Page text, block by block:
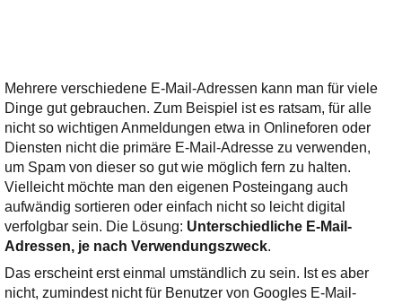
Mehrere verschiedene E-Mail-Adressen kann man für viele
Dinge gut gebrauchen. Zum Beispiel ist es ratsam, für alle
nicht so wichtigen Anmeldungen etwa in Onlineforen oder
Diensten nicht die primäre E-Mail-Adresse zu verwenden,
um Spam von dieser so gut wie möglich fern zu halten.
Vielleicht möchte man den eigenen Posteingang auch
aufwändig sortieren oder einfach nicht so leicht digital
verfolgbar sein. Die Lösung: Unterschiedliche E-Mail-
Adressen, je nach Verwendungszweck.
Das erscheint erst einmal umständlich zu sein. Ist es aber
nicht, zumindest nicht für Benutzer von Googles E-Mail-
bereithält!
Wie z.B. Outlook,
GMail, Thunderbird
oder auch
KuNoMail, usw.
Ihre E-Mail
Adresse:
E-Mail